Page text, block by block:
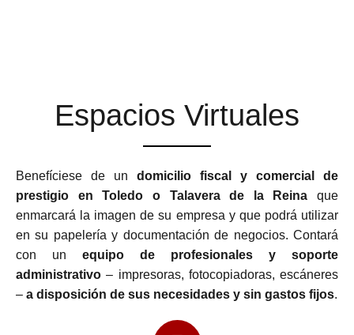
Espacios Virtuales
Benefíciese de un domicilio fiscal y comercial de
prestigio en Toledo o Talavera de la Reina que
enmarcará la imagen de su empresa y que podrá utilizar
en su papelería y documentación de negocios. Contará
con un equipo de profesionales y soporte
administrativo – impresoras, fotocopiadoras, escáneres
– a disposición de sus necesidades y sin gastos fijos.